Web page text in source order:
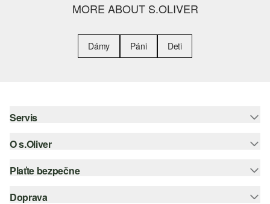
MORE ABOUT S.OLIVER
Dámy Páni Deti
Servis
Pomoc a FAQ
Nápoveda k veľkostiam
O s.Oliver
Leták
Plaťte bezpečne
Kreditná karta
Doprava